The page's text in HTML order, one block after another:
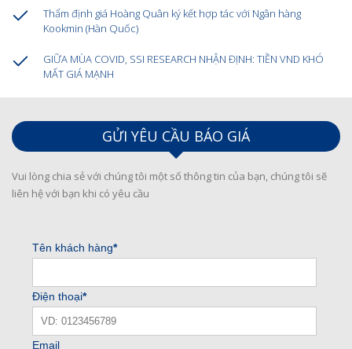
Thẩm định giá Hoàng Quân ký kết hợp tác với Ngân hàng
Kookmin (Hàn Quốc)
GIỮA MÙA COVID, SSI RESEARCH NHẬN ĐỊNH: TIỀN VND KHÓ
MẤT GIÁ MẠNH
GỬI YÊU CẦU BÁO GIÁ
Vui lòng chia sẻ với chúng tôi một số thông tin của bạn, chúng tôi sẽ
liên hệ với bạn khi có yêu cầu